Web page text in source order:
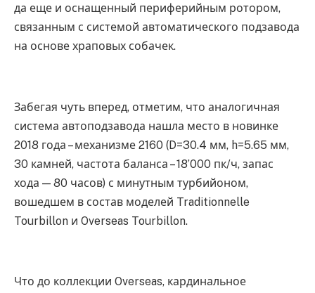
да еще и оснащенный периферийным ротором,
связанным с системой автоматического подзавода
на основе храповых собачек.
Забегая чуть вперед, отметим, что аналогичная
система автоподзавода нашла место в новинке
2018 года – механизме 2160 (D=30.4 мм, h=5.65 мм,
30 камней, частота баланса – 18’000 пк/ч, запас
хода — 80 часов) с минутным турбийоном,
вошедшем в состав моделей Traditionnelle
Tourbillon и Overseas Tourbillon.
Что до коллекции Overseas, кардинальное